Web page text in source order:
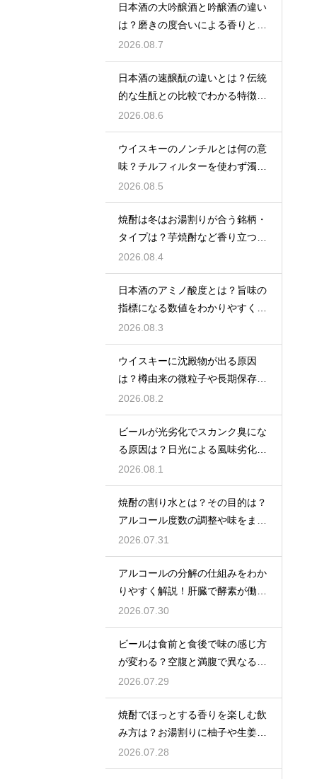
日本酒の大吟醸酒と吟醸酒の違い
は？磨きの度合いによる香りと味
の差を解説
2026.08.7
日本酒の速醸酛の違いとは？伝統
的な生酛との比較でわかる特徴を
解説
2026.08.6
ウイスキーのノンチルとは何の意
味？チルフィルターを使わず濁り
をあえて残す製法
2026.08.5
焼酎は冬はお湯割りが合う銘柄・
タイプは？芋焼酎など香り立つ本
格焼酎で体が温まる
2026.08.4
日本酒のアミノ酸度とは？旨味の
指標になる数値をわかりやすく解
説
2026.08.3
ウイスキーに沈殿物が出る原因
は？樽由来の微粒子や長期保存で
成分が析出するため
2026.08.2
ビールが光劣化でスカンク臭にな
る原因は？日光による風味劣化を
解説
2026.08.1
焼酎の割り水とは？その目的は？
アルコール度数の調整や味をまろ
やかにする効果を解説
2026.07.31
アルコールの分解の仕組みをわか
りやすく解説！肝臓で酵素が働き
アセトアルデヒドに変化して無害
化
2026.07.30
ビールは食前と食後で味の感じ方
が変わる？空腹と満腹で異なる味
覚の感じ方を解説
2026.07.29
焼酎でほっとする香りを楽しむ飲
み方は？お湯割りに柚子や生姜を
加えてリラックス効果を実感
2026.07.28